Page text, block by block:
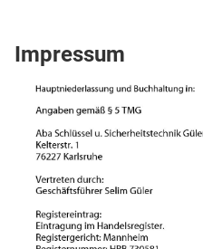
Impressum